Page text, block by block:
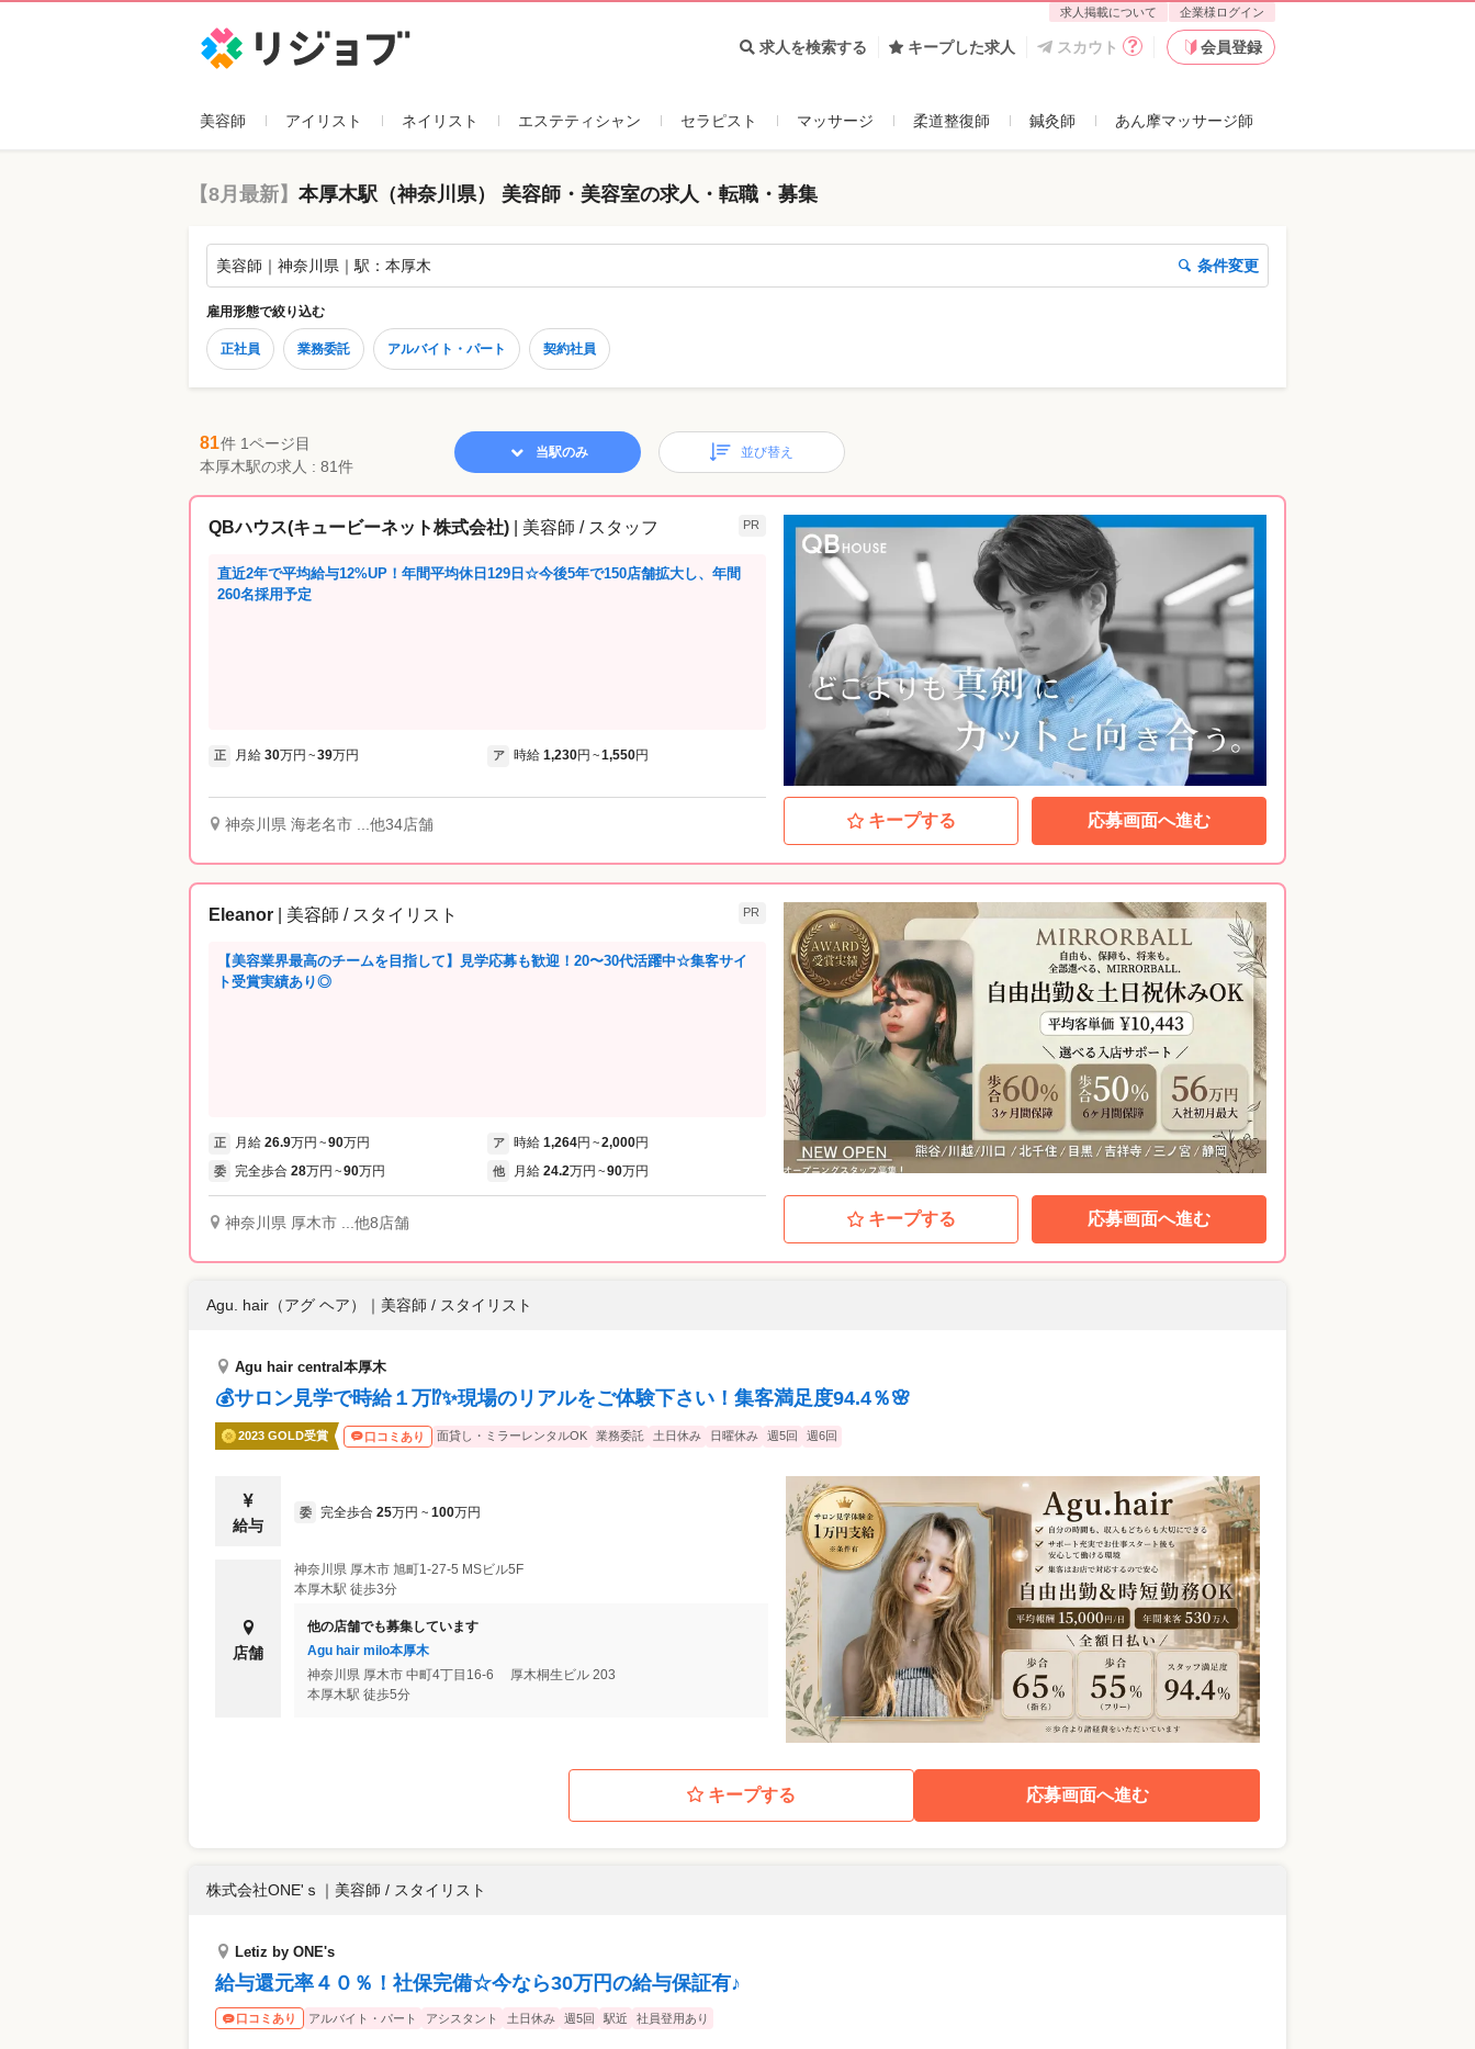
求人掲載について 企業様ログイン
求人を検索する キープした求人 スカウト 会員登録
美容師 アイリスト ネイリスト エステティシャン セラピスト マッサージ 柔道整復師 鍼灸師 あん摩マッサージ師
【8月最新】 本厚木駅（神奈川県） 美容師・美容室の求人・転職・募集
美容師｜神奈川県｜駅：本厚木 条件変更
雇用形態で絞り込む
正社員 業務委託 アルバイト・パート 契約社員
81件 1ページ目
本厚木駅の求人 : 81件
当駅のみ 並び替え
QBハウス(キュービーネット株式会社) | 美容師 / スタッフ PR
直近2年で平均給与12%UP！年間平均休日129日☆今後5年で150店舗拡大し、年間
260名採用予定
正 月給 30万円 ~39万円 ア 時給 1,230円 ~1,550円
神奈川県 海老名市 ...他34店舗 キープする 応募画面へ進む
Eleanor | 美容師 / スタイリスト PR
【美容業界最高のチームを目指して】見学応募も歓迎！20〜30代活躍中☆集客サイ
ト受賞実績あり◎
正 月給 26.9万円 ~90万円 ア 時給 1,264円 ~2,000円
委 完全歩合 28万円 ~90万円 他 月給 24.2万円 ~90万円
神奈川県 厚木市 ...他8店舗 キープする 応募画面へ進む
Agu. hair（アグ ヘア） ｜ 美容師 / スタイリスト
Agu hair central本厚木
💰サロン見学で時給１万⁉✨現場のリアルをご体験下さい！集客満足度94.4％🌸
2023 GOLD受賞 口コミあり 面貸し・ミラーレンタルOK 業務委託 土日休み 日曜休み 週5回 週6回
給与
委 完全歩合 25万円 ~ 100万円
店舗
神奈川県 厚木市 旭町1-27-5 MSビル5F
本厚木駅 徒歩3分
他の店舗でも募集しています
Agu hair milo本厚木
神奈川県 厚木市 中町4丁目16-6 厚木桐生ビル 203
本厚木駅 徒歩5分
キープする 応募画面へ進む
株式会社ONE'ｓ ｜ 美容師 / スタイリスト
Letiz by ONE's
給与還元率４０％！社保完備☆今なら30万円の給与保証有♪
口コミあり アルバイト・パート アシスタント 土日休み 週5回 駅近 社員登用あり